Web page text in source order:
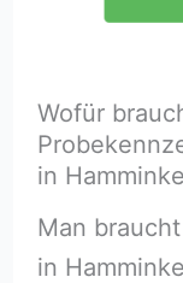
Wofür
in
Man
in